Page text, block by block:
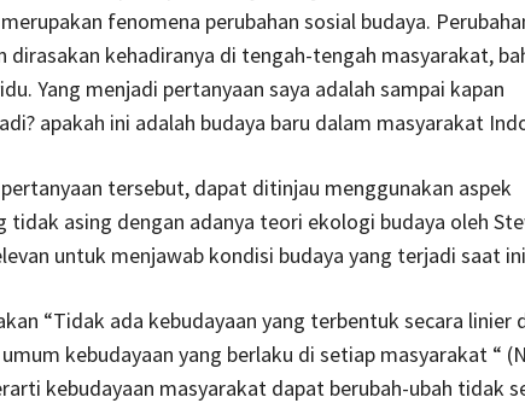
fenomena perubahan sosial budaya.
dirasakan kehadiranya di tengah-tengah masyarakat,
Yang menjadi pertanyaan saya adalah sampai kapan
apakah ini adalah budaya baru dalam masyarakat
tersebut, dapat ditinjau menggunakan aspek
tidak asing dengan adanya teori ekologi budaya oleh
untuk menjawab kondisi budaya yang terjadi saat
“Tidak ada kebudayaan yang terbentuk secara linier
kebudayaan yang berlaku di setiap masyarakat “
kebudayaan masyarakat dapat berubah-ubah tidak